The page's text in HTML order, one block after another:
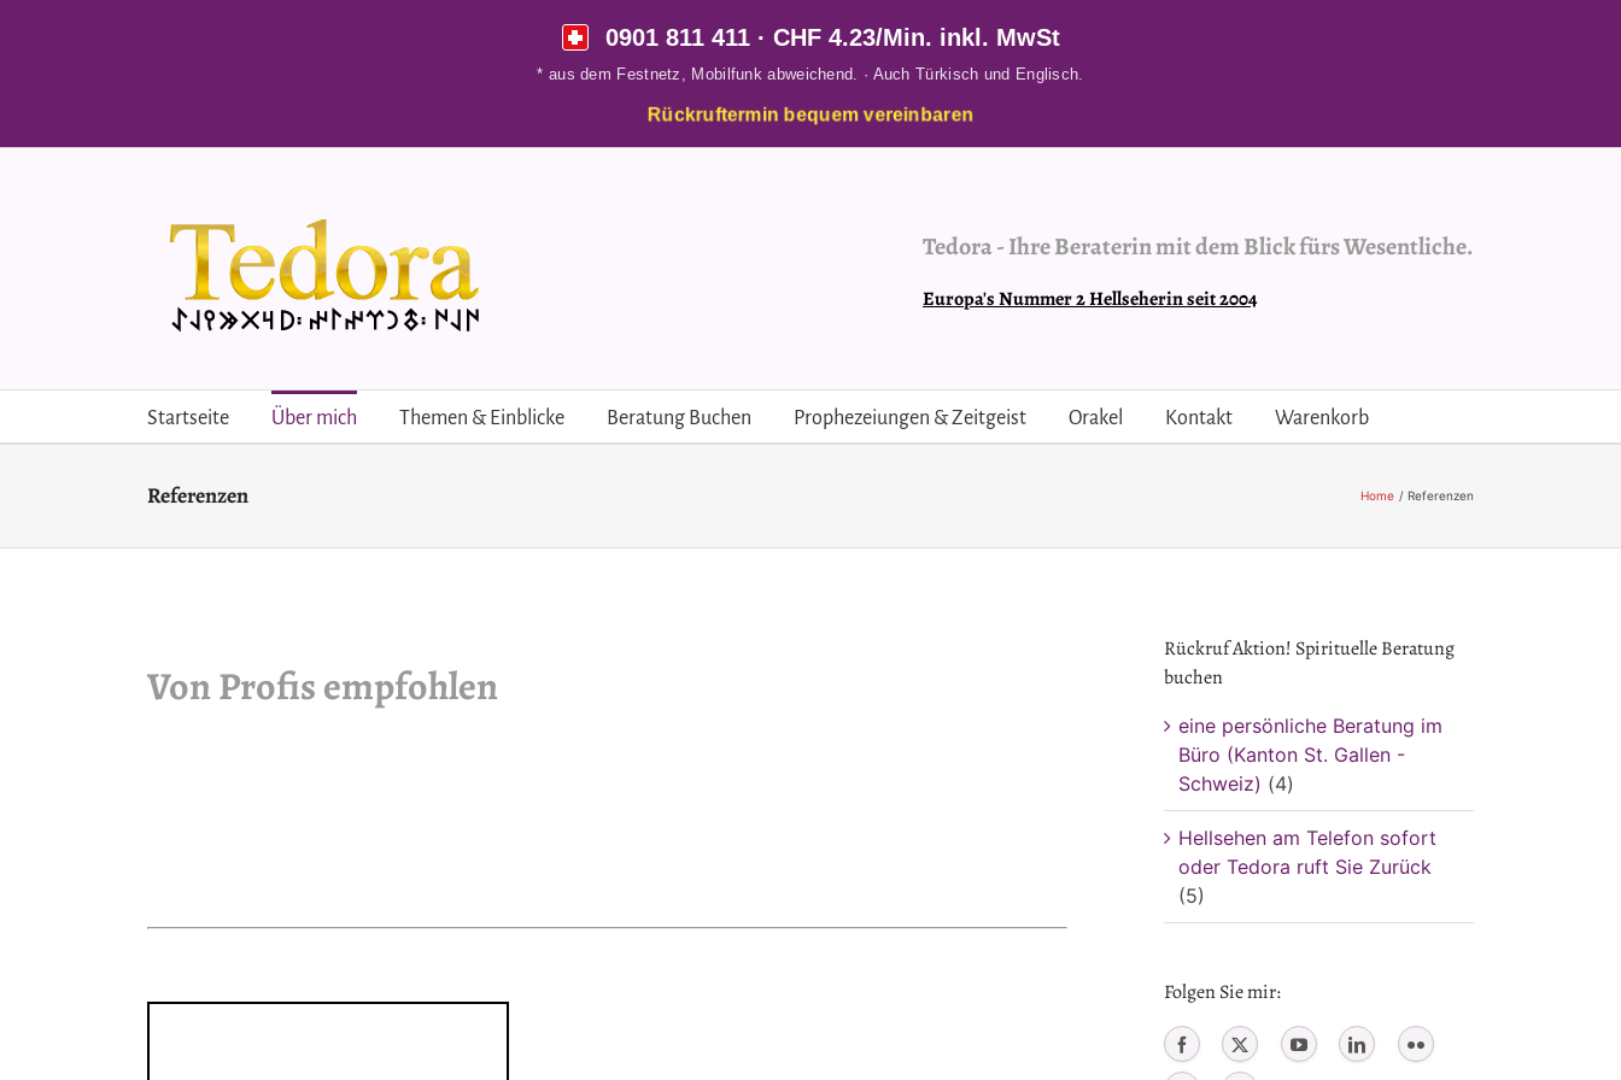
0901 811 411· CHF 4.23/Min. inkl. MwSt
* aus dem Festnetz, Mobilfunk abweichend. · Auch Türkisch und Englisch.
Rückruftermin bequem vereinbaren
Tedora-Ihre Beraterin mit dem Blick fürs Wesentliche.
Europa's Nummer 2 Hellseherin seit 2004
Startseite Über mich Themen & Einblicke Beratung Buchen Prophezeiungen & Zeitgeist Orakel Kontakt Warenkorb
Referenzen Home Referenzen
Von Profis empfohlen
Rückruf Aktion! Spirituelle Beratung
buchen
eine persönliche Beratung im
Büro (Kanton St. Gallen -
Schweiz) (4)
Hellsehen am Telefon sofort
oder Tedora ruft Sie Zurück
(5)
Folgen Sie mir: